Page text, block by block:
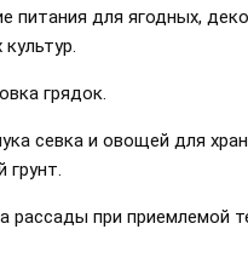
питания для ягодных,
грядок.
севка и овощей для
рассады при приемлемой